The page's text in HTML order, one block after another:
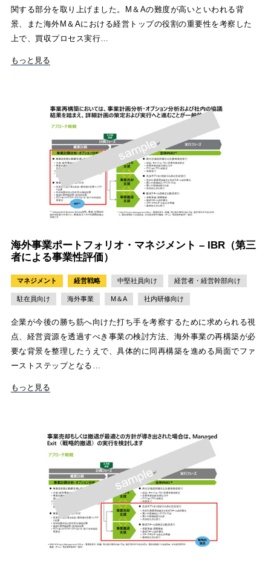
関する部分を取り上げました。M＆Aの難度が高いといわれる背
景、また海外M＆Aにおける経営トップの役割の重要性を考察した
上で、買収プロセス実行…
もっと見る
海外事業ポートフォリオ・マネジメント – IBR（第三
者による事業性評価）
マネジメント 経営戦略 中堅社員向け 経営者・経営幹部向け
駐在員向け 海外事業 M＆A 社内研修向け
企業が今後の勝ち筋へ向けた打ち手を考察するために求められる視
点、経営資源を透過すべき事業の検討方法、海外事業の再構築が必
要な背景を整理したうえで、具体的に同再構築を進める局面でファ
ーストステップとなる…
もっと見る